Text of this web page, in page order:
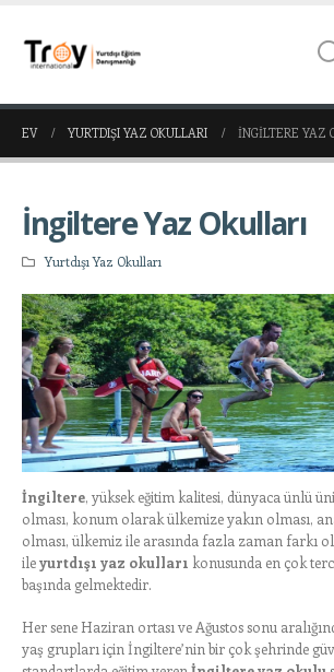
EV YURTDIŞI YAZ OKULLARI İNGILTERE YAZ
İngiltere Yaz Okulları
Yurtdışı Yaz Okulları
İngiltere, yüksek eğitim kalitesi, dünyaca ünlü
olması, konum olarak ülkemize yakın olması,
olması, ülkemiz ile arasında fazla zaman farkı
ileyurtdışı yaz okulları konusunda en çok
başında gelmektedir.
Her sene Haziran ortası ve Ağustos sonu
yaş grupları için İngiltere’nin bir çok şehrinde